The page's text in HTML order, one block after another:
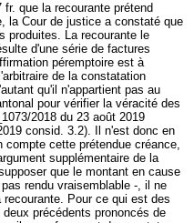
que la recourante prétend
la Cour de justice a constaté que
produites. La recourante le
d'une série de factures
péremptoire est à
de la constatation
qu'il n'appartient pas au
pour vérifier la véracité des
2018 du 23 août 2019
consid. 3.2). Il n'est donc en
cette prétendue créance,
supplémentaire de la
que le montant en cause
rendu vraisemblable -, il ne
Pour ce qui est des
précédents prononcés de